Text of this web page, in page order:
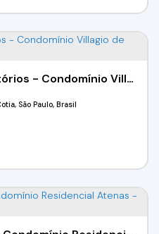
Linda casa com 2 dormitórios - Condomínio Villagio de Caucaia – Cotia/SP
São Paulo, Brasil